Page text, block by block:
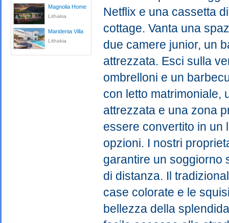
Magnolia Home
Lithakia
Maridenia Villa
Lithakia
Netflix e una cassetta
cottage. Vanta una
due camere junior, un
attrezzata. Esci sulla
ombrelloni e un
con letto matrimoniale,
attrezzata e una zona
essere convertito in un
opzioni. I nostri
garantire un soggiorno
di distanza. Il
case colorate e le
bellezza della